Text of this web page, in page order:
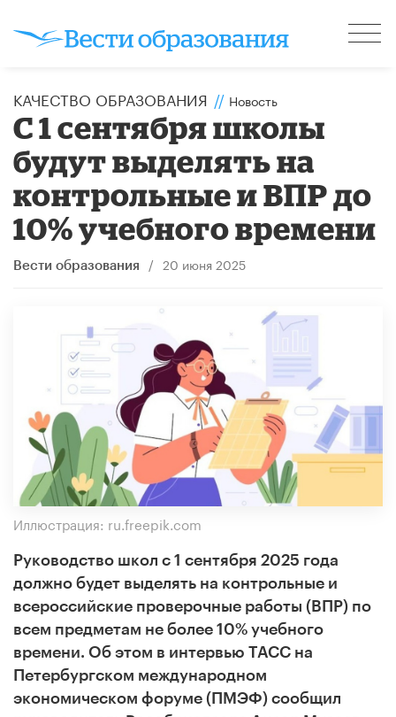
КАЧЕСТВО ОБРАЗОВАНИЯ // Новость
С 1 сентября школы
будут выделять на
контрольные и ВПР до
10% учебного времени
Вести образования / 20 июня 2025
Иллюстрация: ru.freepik.com
Руководство школ с 1 сентября 2025 года
должно будет выделять на контрольные и
всероссийские проверочные работы (ВПР) по
всем предметам не более 10% учебного
времени. Об этом в интервью ТАСС на
Петербургском международном
экономическом форуме (ПМЭФ) сообщил